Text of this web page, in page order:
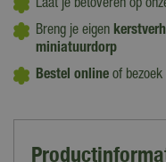
Laat je betoveren op
Breng je eigen
miniatuurdorp
Bestel online of